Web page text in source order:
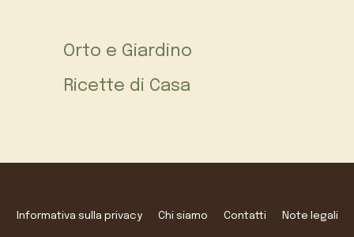
Orto e Giardino
Ricette di Casa
Informativa sulla privacy Chi siamo Contatti Note legali